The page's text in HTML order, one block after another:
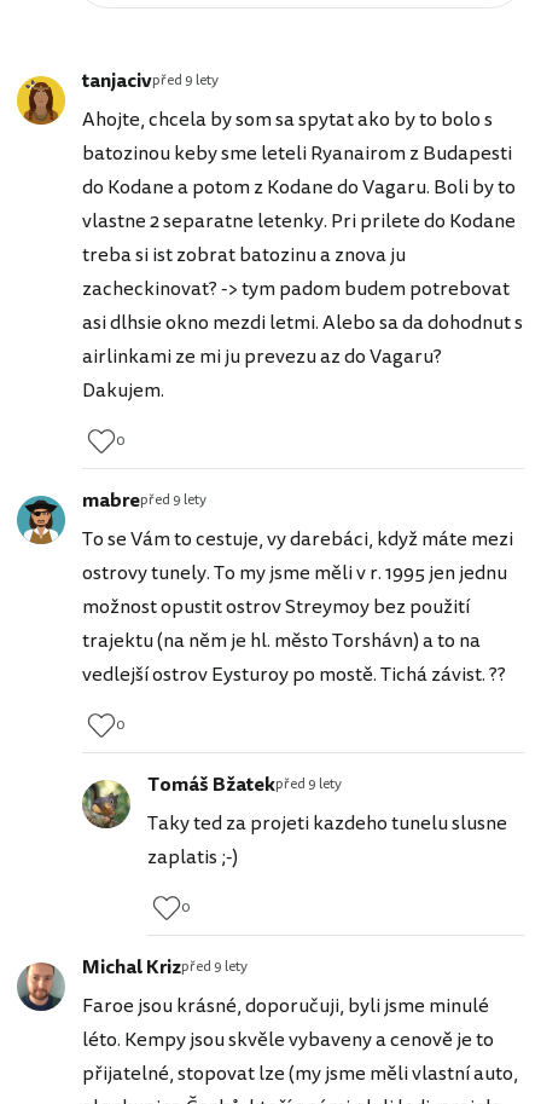
tanjacivpřed 9 lety
Ahojte, chcela by som sa spytat ako by to bolo s
batozinou keby sme leteli Ryanairom z Budapesti
do Kodane a potom z Kodane do Vagaru. Boli by to
vlastne 2 separatne letenky. Pri prilete do Kodane
treba si ist zobrat batozinu a znova ju
zacheckinovat? -> tym padom budem potrebovat
asi dlhsie okno mezdi letmi. Alebo sa da dohodnut s
airlinkami ze mi ju prevezu az do Vagaru?
Dakujem.
0
mabrepřed 9 lety
To se Vám to cestuje, vy darebáci, když máte mezi
ostrovy tunely. To my jsme měli v r. 1995 jen jednu
možnost opustit ostrov Streymoy bez použití
trajektu (na něm je hl. město Torshávn) a to na
vedlejší ostrov Eysturoy po mostě. Tichá závist. ??
0
Tomáš Bžatekpřed 9 lety
Taky ted za projeti kazdeho tunelu slusne
zaplatis ;-)
0
Michal Krizpřed 9 lety
Faroe jsou krásné, doporučuji, byli jsme minulé
léto. Kempy jsou skvěle vybaveny a cenově je to
přijatelné, stopovat lze (my jsme měli vlastní auto,